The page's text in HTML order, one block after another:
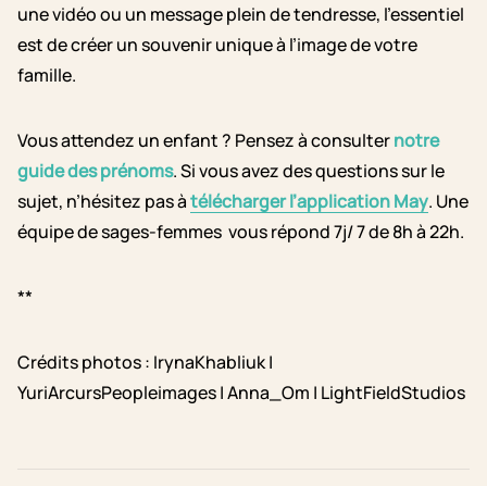
une vidéo ou un message plein de tendresse, l’essentiel
est de créer un souvenir unique à l’image de votre
famille.
Vous attendez un enfant ? Pensez à consulternotre
guide des prénoms. Si vous avez des questions sur le
sujet, n’hésitez pas àtélécharger l’application May. Une
équipe de sages-femmes vous répond 7j/ 7 de 8h à 22h.
**
Crédits photos : IrynaKhabliuk |
YuriArcursPeopleimages | Anna_Om | LightFieldStudios